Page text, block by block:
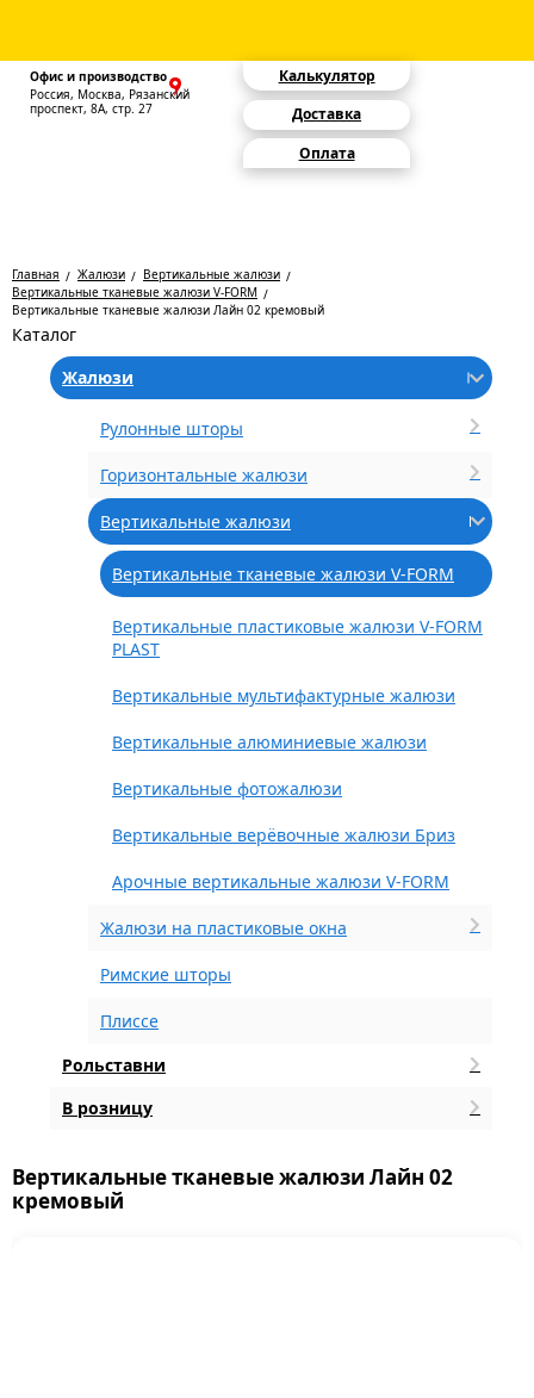
Офис и производство
Россия, Москва, Рязанский
проспект, 8А, стр. 27
Калькулятор
Доставка
Оплата
Главная Жалюзи
Вертикальные жалюзи
Вертикальные тканевые жалюзи V-FORM
Вертикальные тканевые жалюзи Лайн 02 кремовый
Каталог
Жалюзи
Рулонные шторы
Горизонтальные жалюзи
Вертикальные жалюзи
Вертикальные тканевые жалюзи V-FORM
Вертикальные пластиковые жалюзи V-FORM
PLAST
Вертикальные мультифактурные жалюзи
Вертикальные алюминиевые жалюзи
Вертикальные фотожалюзи
Вертикальные верёвочные жалюзи Бриз
Арочные вертикальные жалюзи V-FORM
Жалюзи на пластиковые окна
Римские шторы
Плиссе
Рольставни
В розницу
Вертикальные тканевые жалюзи Лайн 02
кремовый